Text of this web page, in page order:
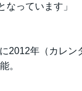
っています」
2012年（カレン
。